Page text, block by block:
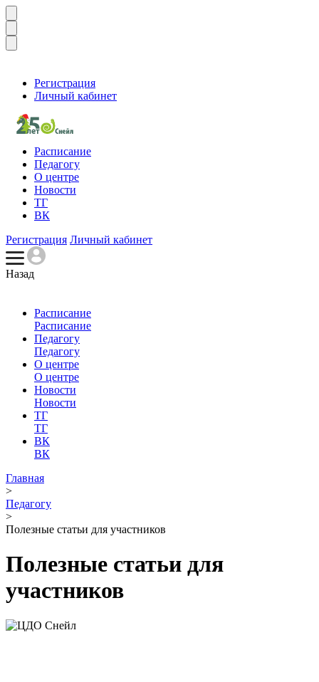
Регистрация
Личный кабинет
Расписание
Педагогу
О центре
Новости
ТГ
ВК
Регистрация Личный кабинет
Назад
Расписание
Расписание
Педагогу
Педагогу
О центре
О центре
Новости
Новости
ТГ
ТГ
ВК
ВК
Главная
>
Педагогу
>
Полезные статьи для участников
Полезные статьи для
участников